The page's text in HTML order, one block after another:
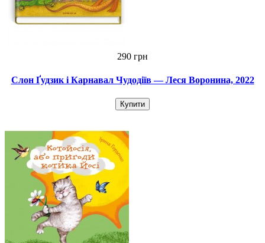
290 грн
Слон Ґудзик і Карнавал Чудодіїв — Леся Воронина, 2022
Купити